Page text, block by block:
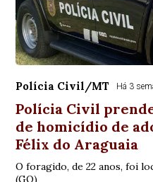
Polícia Civil/MT Há 3
Polícia Civil
de homicídio de
Félix do Araguaia
O foragido, de 22 anos, foi
(GO)